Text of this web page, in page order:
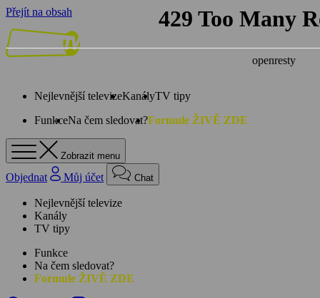
Přejít na obsah
Nejlevnější televizeKanályTV tipy
FunkceNa čem sledovat?Formule ŽIVĚ ZDE
Zobrazit menu
Objednat Můj účet Chat
Nejlevnější televize
Kanály
TV tipy
Funkce
Na čem sledovat?
Formule ŽIVĚ ZDE